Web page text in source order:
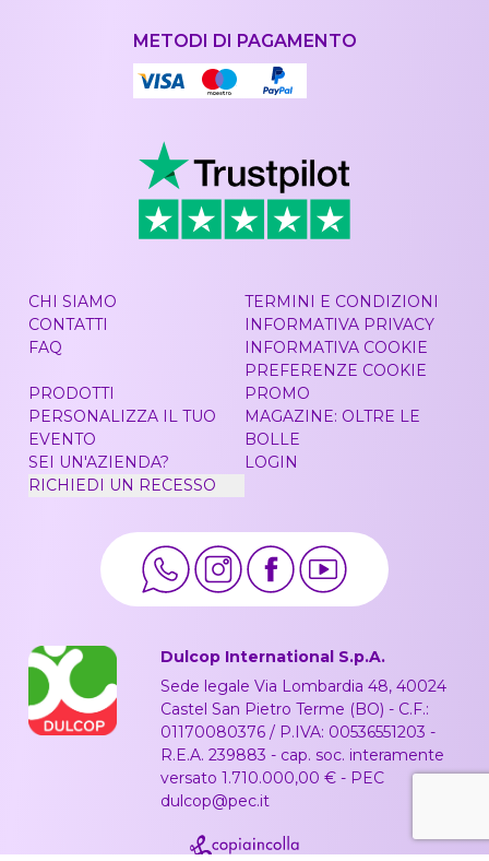
METODI DI PAGAMENTO
CHI SIAMO
CONTATTI
FAQ
TERMINI E CONDIZIONI
INFORMATIVA PRIVACY
INFORMATIVA COOKIE
PREFERENZE COOKIE
PRODOTTI
PERSONALIZZA IL TUO
EVENTO
SEI UN'AZIENDA?
RICHIEDI UN RECESSO
PROMO
MAGAZINE: OLTRE LE
BOLLE
LOGIN
Dulcop International S.p.A.
Sede legale Via Lombardia 48, 40024
Castel San Pietro Terme (BO) - C.F.:
01170080376 / P.IVA: 00536551203 -
R.E.A. 239883 - cap. soc. interamente
versato 1.710.000,00 € - PEC
dulcop@pec.it